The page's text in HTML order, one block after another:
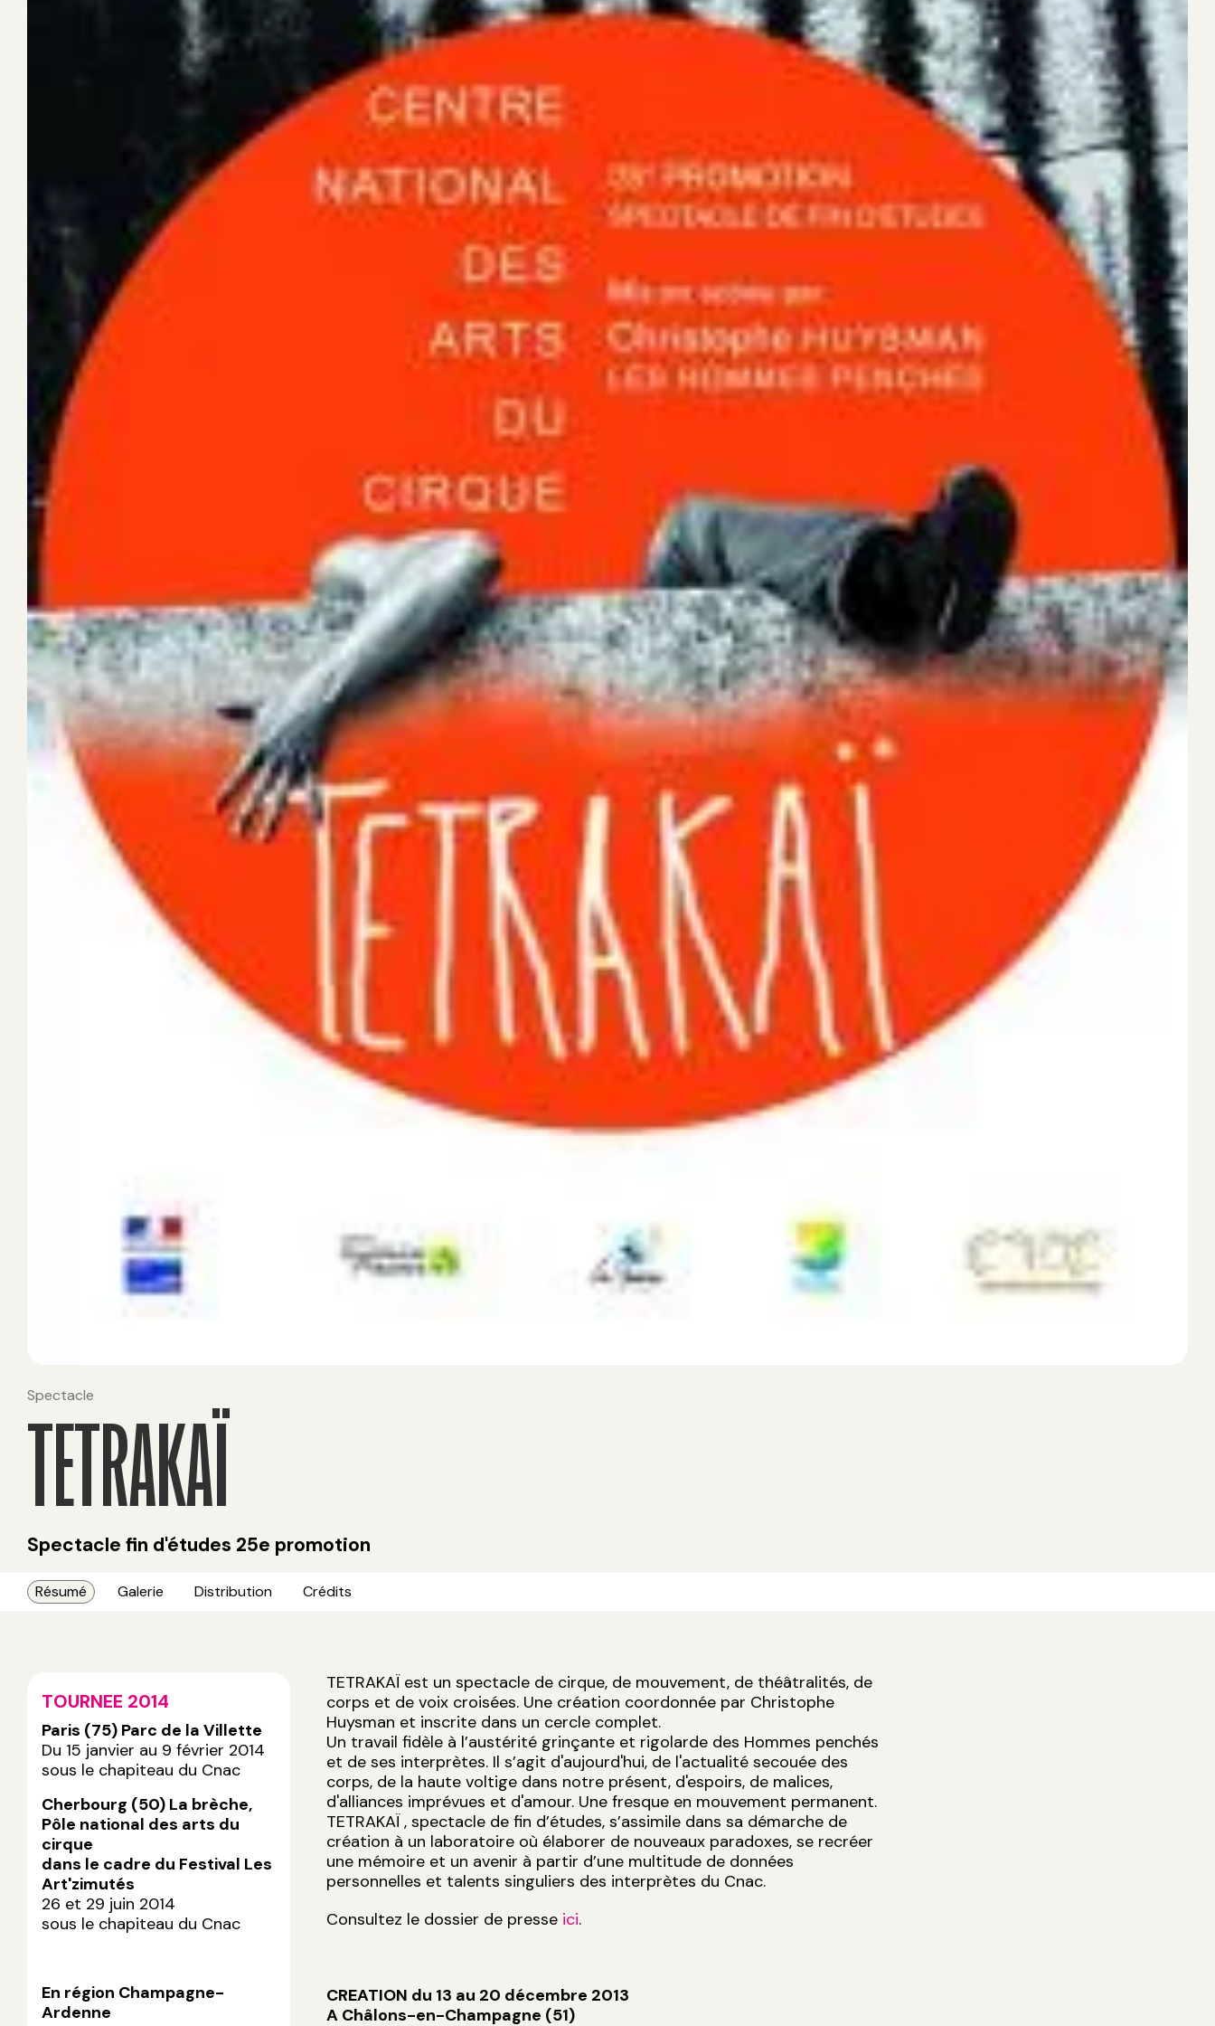
Spectacle
TETRAKAÏ
Spectacle fin d'études 25e promotion
Résumé Galerie Distribution Crédits
TOURNEE 2014
Paris (75) Parc de la Villette
Du 15 janvier au 9 février 2014
sous le chapiteau du Cnac
Cherbourg (50) La brèche,
Pôle national des arts du
cirque
dans le cadre du Festival Les
Art'zimutés
26 et 29 juin 2014
sous le chapiteau du Cnac
En région Champagne-
Ardenne
TETRAKAÏ est un spectacle de cirque, de mouvement, de théâtralités, de
corps et de voix croisées. Une création coordonnée par Christophe
Huysman et inscrite dans un cercle complet.
Un travail fidèle à l’austérité grinçante et rigolarde des Hommes penchés
et de ses interprètes. Il s’agit d'aujourd'hui, de l'actualité secouée des
corps, de la haute voltige dans notre présent, d'espoirs, de malices,
d'alliances imprévues et d'amour. Une fresque en mouvement permanent.
TETRAKAÏ , spectacle de fin d’études, s’assimile dans sa démarche de
création à un laboratoire où élaborer de nouveaux paradoxes, se recréer
une mémoire et un avenir à partir d’une multitude de données
personnelles et talents singuliers des interprètes du Cnac.
Consultez le dossier de presse ici.
CREATION du 13 au 20 décembre 2013
A Châlons-en-Champagne (51)